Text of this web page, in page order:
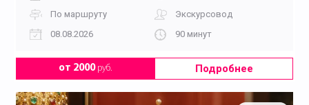
По маршруту
Экскурсовод
08.08.2026
90 минут
от 2000руб. Подробнее